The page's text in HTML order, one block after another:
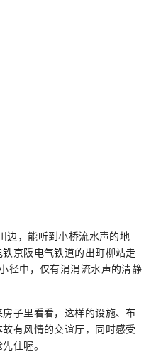
边，能听到小桥流水声的地
京阪电气铁道的出町柳站走
径中，仅有涓涓流水声的清静
子里看看，这样的设施、布
有风情的交谊厅，同时感受
住喔。